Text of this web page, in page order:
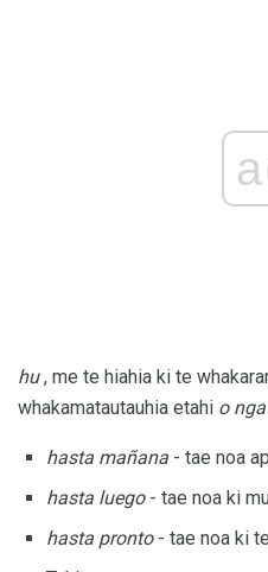
hu, me te hiahia ki te
whakamatautauhia etahi o
hasta mañana - tae noa
hasta luego- tae noa ki
hasta pronto- tae noa ki